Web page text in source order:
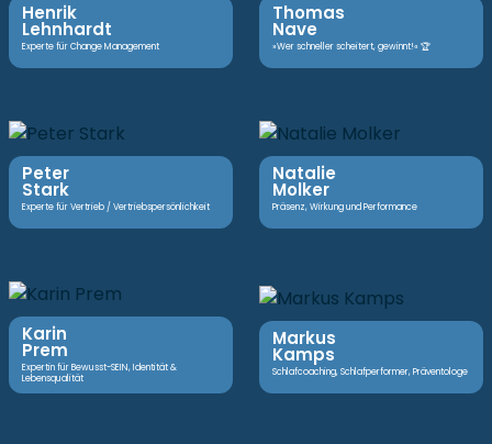
Henrik
Lehnhardt
Experte für Change Management
Thomas
Nave
»Wer schneller scheitert, gewinnt!« 🏆
Peter
Stark
Experte für Vertrieb / Vertriebspersönlichkeit
Natalie
Molker
Präsenz, Wirkung und Performance
Karin
Prem
Expertin für Bewusst-SEIN, Identität &
Lebensqualität
Markus
Kamps
Schlafcoaching, Schlafperformer, Präventologe